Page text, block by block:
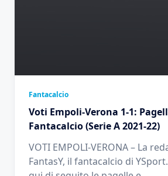
Fantacalcio
Voti Empoli-Verona 1-1:
Fantacalcio (Serie A 2021-22)
VOTI EMPOLI-VERONA – La
FantasY, il fantacalcio di